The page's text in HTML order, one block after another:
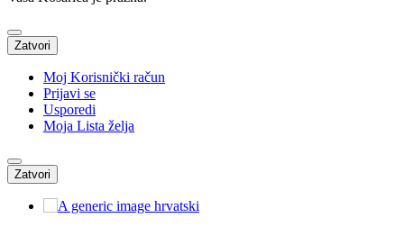
Zatvori
Moj Korisnički račun
Prijavi se
Usporedi
Moja Lista želja
Zatvori
hrvatski